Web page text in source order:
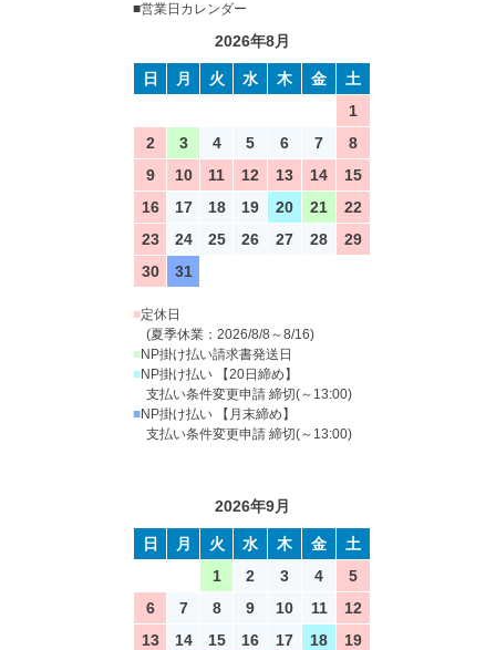
■営業日カレンダー
2026年8月
日 月 火 水 木 金
土
1
2
3 4 5 6 7
8
9
10 11 12 13 14
15
16
17 18 19 20 21
22
23
24 25 26 27 28
29
30
31
■定休日
(夏季休業：2026/8/8～8/16)
■NP掛け払い請求書発送日
■NP掛け払い 【20日締め】
支払い条件変更申請 締切(～13:00)
■NP掛け払い 【月末締め】
支払い条件変更申請 締切(～13:00)
2026年9月
日 月 火 水 木 金
土
1
2 3 4
5
6
7 8 9 10 11
12
13
14 15 16 17 18
19